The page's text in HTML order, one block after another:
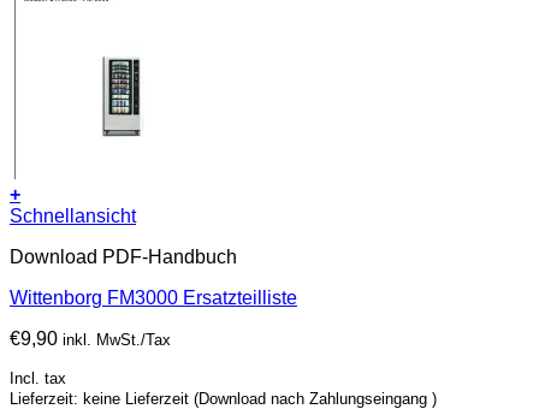
+
Schnellansicht
Download PDF-Handbuch
Wittenborg FM3000 Ersatzteilliste
€9,90 inkl. MwSt./Tax
Incl. tax
Lieferzeit: keine Lieferzeit (Download nach Zahlungseingang )